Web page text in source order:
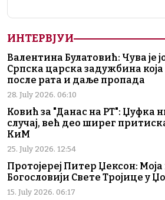
ИНТЕРВЈУИ
Валентина Булатовић: Чува је
Српска царска задужбина
после рата и даље пропада
28. July 2026. 06:10
Ковић за "Данас на РТ": Џуфка
случај, већ део ширег
КиМ
25. July 2026. 12:54
Протојереј Питер Џексон: Моја
Богословији Свете Тројице у
15. July 2026. 06:17